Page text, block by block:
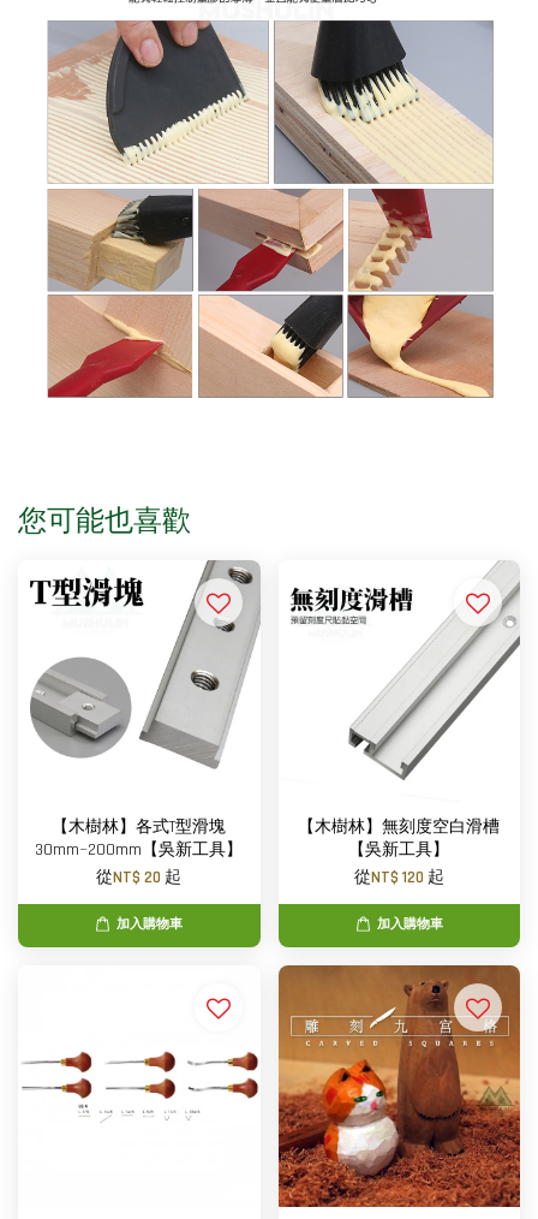
您可能也喜歡
【木樹林】各式T型滑塊
30mm~200mm【吳新工具】
從NT$ 20 起
加入購物車
【木樹林】無刻度空白滑槽
【吳新工具】
從NT$ 120 起
加入購物車